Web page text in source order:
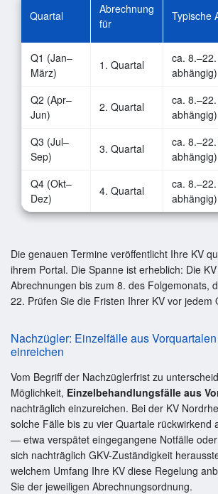
Quartal
Abrechnung
für
Typische
Q1 (Jan–
März)
1. Quartal
ca.
abhängig)
Q2 (Apr–
Jun)
2. Quartal
ca.
abhängig)
Q3 (Jul–
Sep)
3. Quartal
ca.
abhängig)
Q4 (Okt–
Dez)
4. Quartal
ca.
abhängig)
Die genauen Termine veröffentlicht Ihre KV
ihrem Portal. Die Spanne ist erheblich: Die
Abrechnungen bis zum 8. des Folgemonats,
22. Prüfen Sie die Fristen Ihrer KV vor jedem
Nachzügler: Einzelfälle aus
einreichen
Vom Begriff der Nachzüglerfrist zu
Möglichkeit, Einzelbehandlungsfälle aus
nachträglich einzureichen. Bei der KV
solche Fälle bis zu vier Quartale rückwirkend
— etwa verspätet eingegangene Notfälle
sich nachträglich GKV-Zuständigkeit
welchem Umfang Ihre KV diese Regelung
Sie der jeweiligen Abrechnungsordnung.